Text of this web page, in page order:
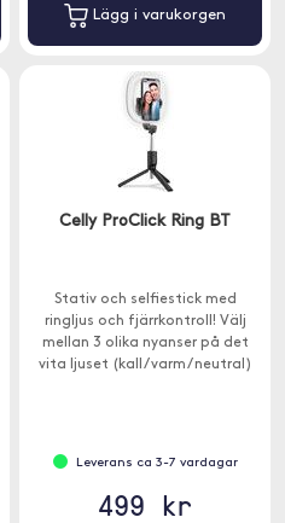
Lägg i varukorgen
Celly ProClick Ring BT
Stativ och selfiestick med
ringljus och fjärrkontroll! Välj
mellan 3 olika nyanser på det
vita ljuset (kall / varm / neutral)
Leverans ca 3-7 vardagar
499 kr